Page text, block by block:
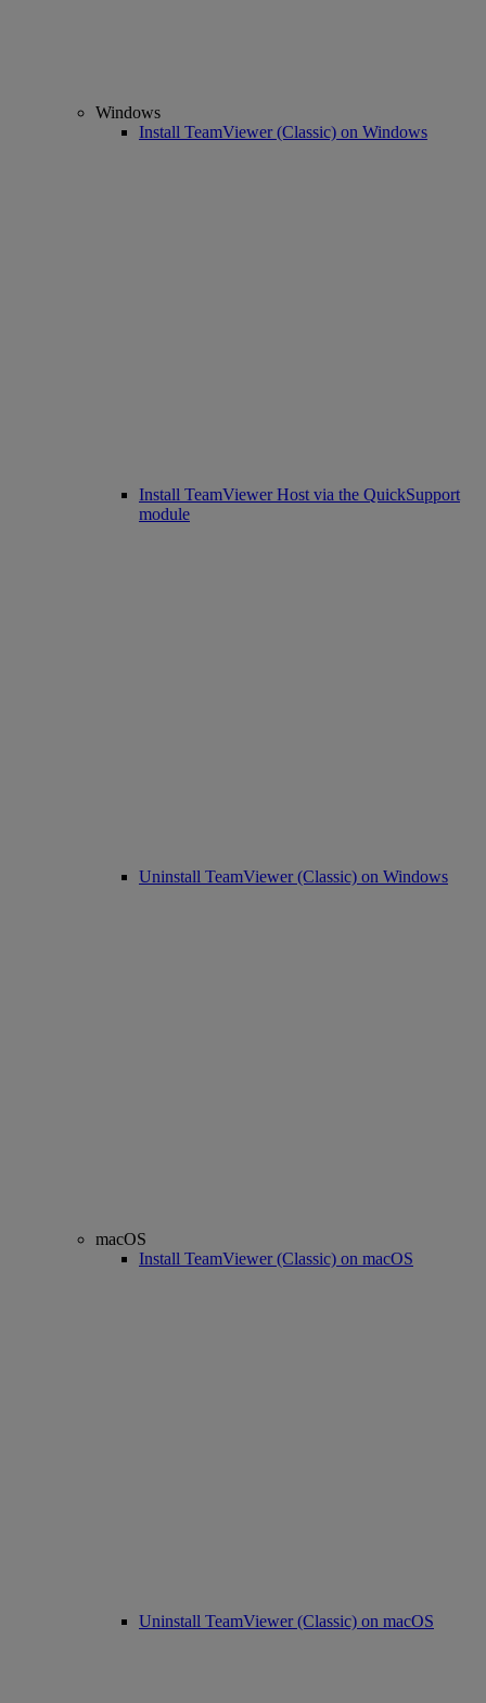
Windows
Install TeamViewer (Classic) on Windows
Install TeamViewer Host via the QuickSupport
module
Uninstall TeamViewer (Classic) on Windows
macOS
Install TeamViewer (Classic) on macOS
Uninstall TeamViewer (Classic) on macOS